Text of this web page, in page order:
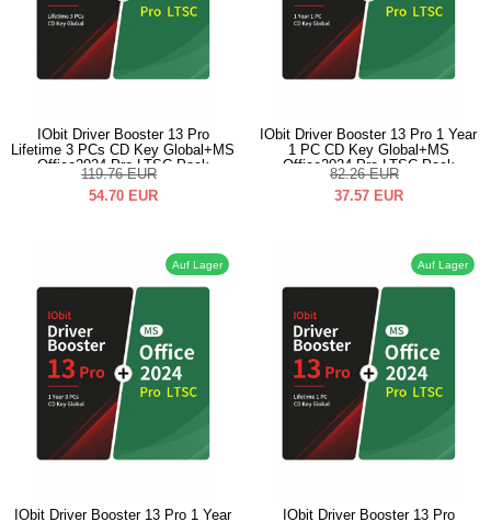
IObit Driver Booster 13 Pro
Lifetime 3 PCs CD Key Global+MS
Office2024 Pro LTSC Pack
119.76 EUR
54.70 EUR
IObit Driver Booster 13 Pro 1 Year
1 PC CD Key Global+MS
Office2024 Pro LTSC Pack
82.26 EUR
37.57 EUR
Auf Lager
IObit Driver Booster 13 Pro 1 Year
Auf Lager
IObit Driver Booster 13 Pro